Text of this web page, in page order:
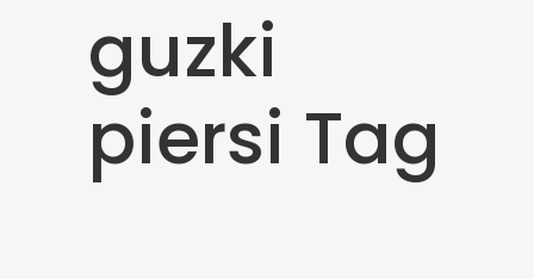
guzki
piersi Tag